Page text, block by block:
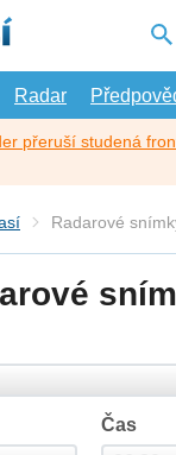
Radar
přeruší studená
Radarové
Čas